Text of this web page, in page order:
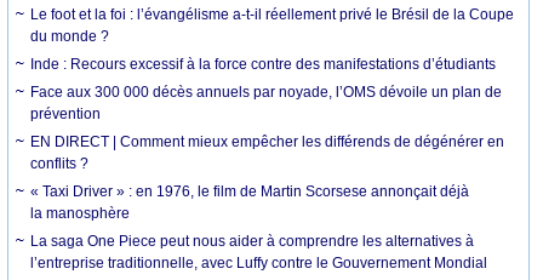
Le foot et la foi : l’évangélisme a-t-il réellement privé le Brésil de la Coupe
du monde ?
Inde : Recours excessif à la force contre des manifestations d’étudiants
Face aux 300 000 décès annuels par noyade, l’OMS dévoile un plan de
prévention
EN DIRECT | Comment mieux empêcher les différends de dégénérer en
conflits ?
« Taxi Driver » : en 1976, le film de Martin Scorsese annonçait déjà
la manosphère
La saga One Piece peut nous aider à comprendre les alternatives à
l’entreprise traditionnelle, avec Luffy contre le Gouvernement Mondial